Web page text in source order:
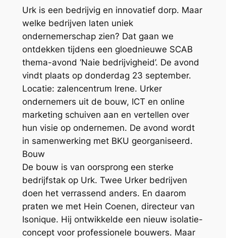
Urk is een bedrijvig en innovatief dorp. Maar
welke bedrijven laten uniek
ondernemerschap zien? Dat gaan we
ontdekken tijdens een gloednieuwe SCAB
thema-avond ‘Naie bedrijvigheid’. De avond
vindt plaats op donderdag 23 september.
Locatie: zalencentrum Irene. Urker
ondernemers uit de bouw, ICT en online
marketing schuiven aan en vertellen over
hun visie op ondernemen. De avond wordt
in samenwerking met BKU georganiseerd.
Bouw
De bouw is van oorsprong een sterke
bedrijfstak op Urk. Twee Urker bedrijven
doen het verrassend anders. En daarom
praten we met Hein Coenen, directeur van
Isonique. Hij ontwikkelde een nieuw isolatie-
concept voor professionele bouwers. Maar